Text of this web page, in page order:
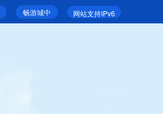
网站支持IPv6
畅游城中